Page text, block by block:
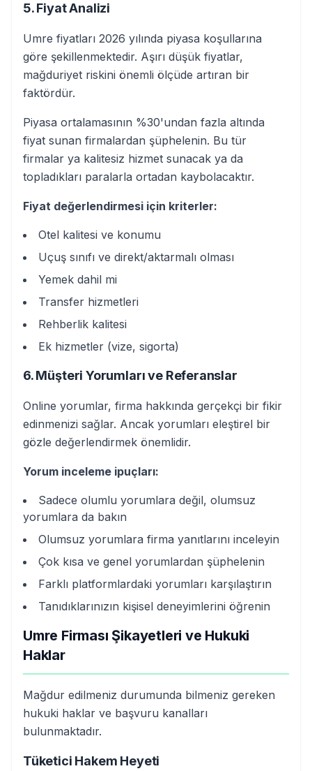
5. Fiyat Analizi
Umre fiyatları 2026 yılında piyasa koşullarına
göre şekillenmektedir. Aşırı düşük fiyatlar,
mağduriyet riskini önemli ölçüde artıran bir
faktördür.
Piyasa ortalamasının %30'undan fazla altında
fiyat sunan firmalardan şüphelenin. Bu tür
firmalar ya kalitesiz hizmet sunacak ya da
topladıkları paralarla ortadan kaybolacaktır.
Fiyat değerlendirmesi için kriterler:
Otel kalitesi ve konumu
Uçuş sınıfı ve direkt/aktarmalı olması
Yemek dahil mi
Transfer hizmetleri
Rehberlik kalitesi
Ek hizmetler (vize, sigorta)
6. Müşteri Yorumları ve Referanslar
Online yorumlar, firma hakkında gerçekçi bir fikir
edinmenizi sağlar. Ancak yorumları eleştirel bir
gözle değerlendirmek önemlidir.
Yorum inceleme ipuçları:
Sadece olumlu yorumlara değil, olumsuz
yorumlara da bakın
Olumsuz yorumlara firma yanıtlarını inceleyin
Çok kısa ve genel yorumlardan şüphelenin
Farklı platformlardaki yorumları karşılaştırın
Tanıdıklarınızın kişisel deneyimlerini öğrenin
Umre Firması Şikayetleri ve Hukuki
Haklar
Mağdur edilmeniz durumunda bilmeniz gereken
hukuki haklar ve başvuru kanalları
bulunmaktadır.
Tüketici Hakem Heyeti